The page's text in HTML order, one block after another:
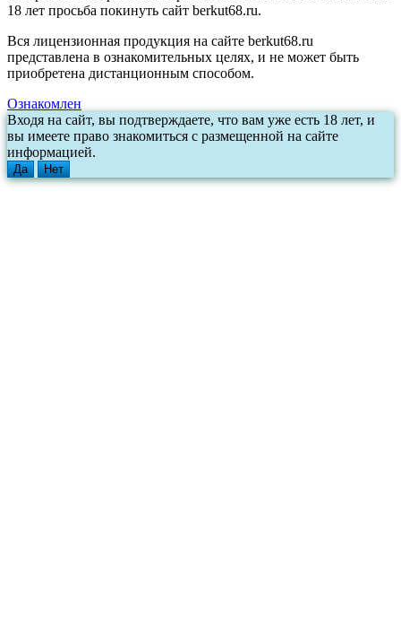
18 лет просьба покинуть сайт berkut68.ru.
Вся лицензионная продукция на сайте berkut68.ru
представлена в ознакомительных целях, и не может быть
приобретена дистанционным способом.
Ознакомлен
Входя на сайт, вы подтверждаете, что вам уже есть 18 лет, и
вы имеете право знакомиться с размещенной на сайте
информацией.